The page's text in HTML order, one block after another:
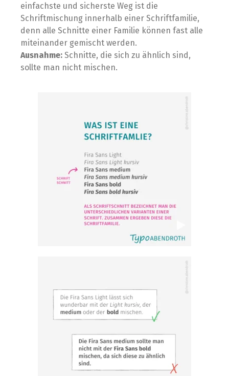
einfachste und sicherste Weg ist die
Schriftmischung innerhalb einer Schriftfamilie,
denn alle Schnitte einer Familie können fast alle
miteinander gemischt werden.
Ausnahme: Schnitte, die sich zu ähnlich sind,
sollte man nicht mischen.